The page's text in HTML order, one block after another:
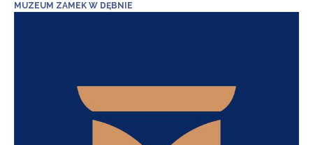
MUZEUM ZAMEK W DĘBNIE